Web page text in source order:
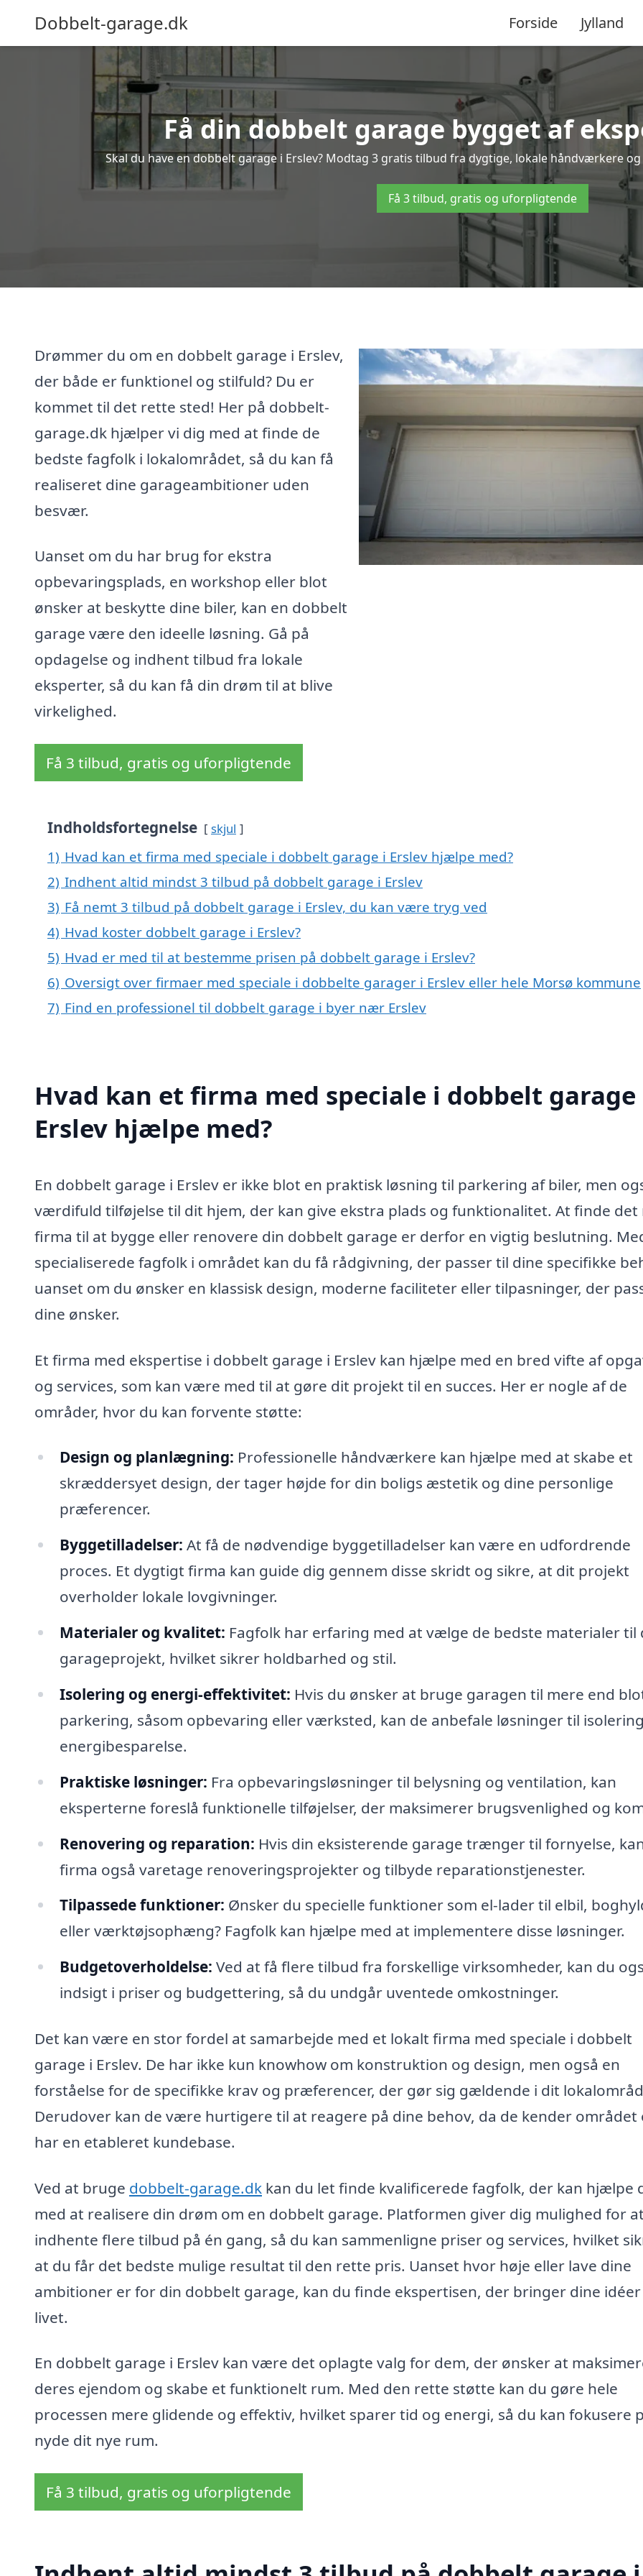
Dobbelt-garage.dk Forside Jylland
Få din dobbelt garage bygget af
Skal du have en dobbelt garage i Erslev? Modtag 3 gratis tilbud fra dygtige, lokale håndværkere
Få 3 tilbud, gratis og uforpligtende
Drømmer du om en dobbelt garage i Erslev,
der både er funktionel og stilfuld? Du er
kommet til det rette sted! Her på dobbelt-
garage.dk hjælper vi dig med at finde de
bedste fagfolk i lokalområdet, så du kan få
realiseret dine garageambitioner uden
besvær.
Uanset om du har brug for ekstra
opbevaringsplads, en workshop eller blot
ønsker at beskytte dine biler, kan en dobbelt
garage være den ideelle løsning. Gå på
opdagelse og indhent tilbud fra lokale
eksperter, så du kan få din drøm til at blive
virkelighed.
Få 3 tilbud, gratis og uforpligtende
Indholdsfortegnelse skjul
1) Hvad kan et firma med speciale i dobbelt garage i Erslev hjælpe med?
2) Indhent altid mindst 3 tilbud på dobbelt garage i Erslev
3) Få nemt 3 tilbud på dobbelt garage i Erslev, du kan være tryg ved
4) Hvad koster dobbelt garage i Erslev?
5) Hvad er med til at bestemme prisen på dobbelt garage i Erslev?
6) Oversigt over firmaer med speciale i dobbelte garager i Erslev eller hele Morsø kommune
7) Find en professionel til dobbelt garage i byer nær Erslev
Hvad kan et firma med speciale i dobbelt garage
Erslev hjælpe med?
En dobbelt garage i Erslev er ikke blot en praktisk løsning til parkering af biler, men
værdifuld tilføjelse til dit hjem, der kan give ekstra plads og funktionalitet. At finde
firma til at bygge eller renovere din dobbelt garage er derfor en vigtig beslutning.
specialiserede fagfolk i området kan du få rådgivning, der passer til dine specifikke
uanset om du ønsker en klassisk design, moderne faciliteter eller tilpasninger, der
dine ønsker.
Et firma med ekspertise i dobbelt garage i Erslev kan hjælpe med en bred vifte af
og services, som kan være med til at gøre dit projekt til en succes. Her er nogle af de
områder, hvor du kan forvente støtte:
Design og planlægning: Professionelle håndværkere kan hjælpe med at skabe et
skræddersyet design, der tager højde for din boligs æstetik og dine personlige
præferencer.
Byggetilladelser: At få de nødvendige byggetilladelser kan være en udfordrende
proces. Et dygtigt firma kan guide dig gennem disse skridt og sikre, at dit projekt
overholder lokale lovgivninger.
Materialer og kvalitet: Fagfolk har erfaring med at vælge de bedste materialer til
garageprojekt, hvilket sikrer holdbarhed og stil.
Isolering og energi-effektivitet: Hvis du ønsker at bruge garagen til mere end
parkering, såsom opbevaring eller værksted, kan de anbefale løsninger til
energibesparelse.
Praktiske løsninger: Fra opbevaringsløsninger til belysning og ventilation, kan
eksperterne foreslå funktionelle tilføjelser, der maksimerer brugsvenlighed og
Renovering og reparation: Hvis din eksisterende garage trænger til fornyelse,
firma også varetage renoveringsprojekter og tilbyde reparationstjenester.
Tilpassede funktioner: Ønsker du specielle funktioner som el-lader til elbil,
eller værktøjsophæng? Fagfolk kan hjælpe med at implementere disse løsninger.
Budgetoverholdelse: Ved at få flere tilbud fra forskellige virksomheder, kan du
indsigt i priser og budgettering, så du undgår uventede omkostninger.
Det kan være en stor fordel at samarbejde med et lokalt firma med speciale i dobbelt
garage i Erslev. De har ikke kun knowhow om konstruktion og design, men også en
forståelse for de specifikke krav og præferencer, der gør sig gældende i dit
Derudover kan de være hurtigere til at reagere på dine behov, da de kender området
har en etableret kundebase.
Ved at bruge dobbelt-garage.dk kan du let finde kvalificerede fagfolk, der kan hjælpe
med at realisere din drøm om en dobbelt garage. Platformen giver dig mulighed for
indhente flere tilbud på én gang, så du kan sammenligne priser og services, hvilket
at du får det bedste mulige resultat til den rette pris. Uanset hvor høje eller lave dine
ambitioner er for din dobbelt garage, kan du finde ekspertisen, der bringer dine
livet.
En dobbelt garage i Erslev kan være det oplagte valg for dem, der ønsker at
deres ejendom og skabe et funktionelt rum. Med den rette støtte kan du gøre hele
processen mere glidende og effektiv, hvilket sparer tid og energi, så du kan fokusere
nyde dit nye rum.
Få 3 tilbud, gratis og uforpligtende